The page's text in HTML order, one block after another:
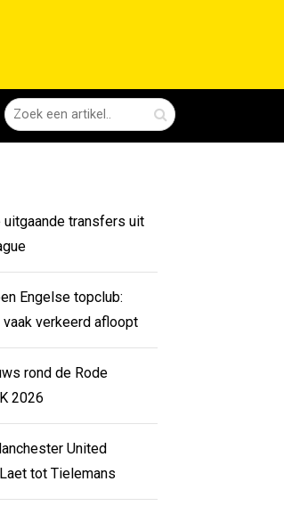
transfers uit
Engelse topclub:
verkeerd afloopt
rond de Rode
2026
United
tot Tielemans